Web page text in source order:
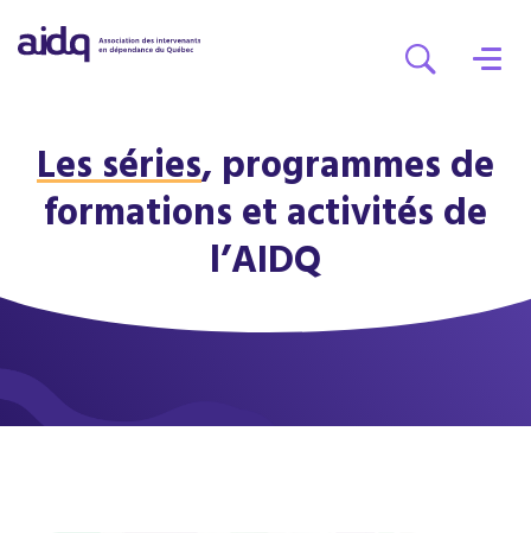
Les séries, programmes de
formations et activités de
l’AIDQ